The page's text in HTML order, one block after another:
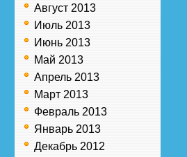
Август 2013
Июль 2013
Июнь 2013
Май 2013
Апрель 2013
Март 2013
Февраль 2013
Январь 2013
Декабрь 2012